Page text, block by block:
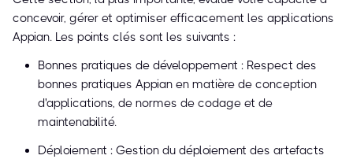
concevoir, gérer et optimiser efficacement les applications
Appian. Les points clés sont les suivants :
Bonnes pratiques de développement : Respect des
bonnes pratiques Appian en matière de conception
d'applications, de normes de codage et de
maintenabilité.
Déploiement : Gestion du déploiement des artefacts